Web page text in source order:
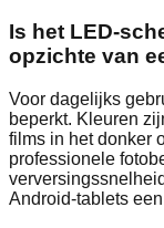
Is het LED-
opzichte van
Voor dagelijks
beperkt. Kleuren
films in het donker
professionele
Android-tablets